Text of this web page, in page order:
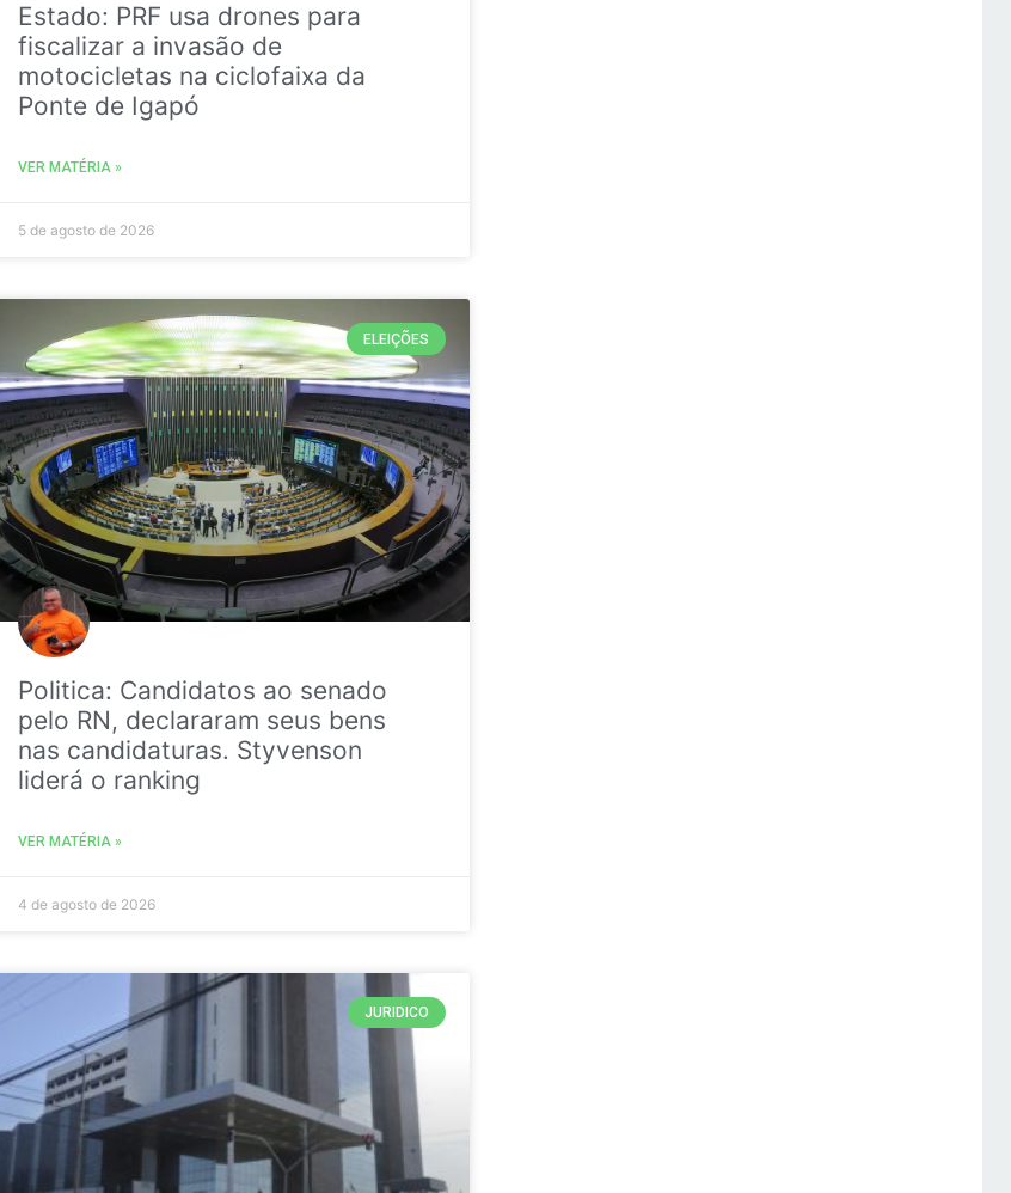
Estado: PRF usa drones para
fiscalizar a invasão de
motocicletas na ciclofaixa da
Ponte de Igapó
VER MATÉRIA »
5 de agosto de 2026
ELEIÇÕES
Politica: Candidatos ao senado
pelo RN, declararam seus bens
nas candidaturas. Styvenson
liderá o ranking
VER MATÉRIA »
4 de agosto de 2026
JURIDICO